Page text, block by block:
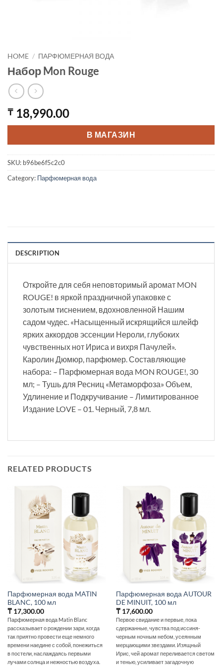
HOME / ПАРФЮМЕРНАЯ ВОДА
Набор Mon Rouge
₸ 18,990.00
В МАГАЗИН
SKU: b96be6f5c2c0
Category: Парфюмерная вода
DESCRIPTION
Откройте для себя неповторимый аромат MON
ROUGE! в яркой праздничной упаковке с
золотым тиснением, вдохновленной Нашим
садом чудес. «Насыщенный искрящийся шлейф
ярких аккордов эссенции Нероли, глубоких
чувственных нот Ириса и вихря Пачулей».
Каролин Дюмюр, парфюмер. Составляющие
набора: – Парфюмерная вода MON ROUGE!, 30
мл; – Тушь для Ресниц «Метаморфоза» Объем,
Удлинение и Подкручивание – Лимитированное
Издание LOVE – 01. Черный, 7,8 мл.
RELATED PRODUCTS
Парфюмерная вода MATIN
BLANC, 100 мл
₸17,300.00
Парфюмерная вода Matin Blanc
рассказывает о рождении зари, когда
так приятно провести еще немного
времени наедине с собой, понежиться
в постели, наслаждаясь первыми
лучами солнца и нежностью воздуха.
Парфюмерная вода AUTOUR
DE MINUIT, 100 мл
₸17,600.00
Первое свидание и первые, пока
сдержанные, чувства под иссиня-
черным ночным небом, усеянным
мерцающими звездами. Изящный
Ирис, чей аромат переливается светом
и тенью, усиливает загадочную